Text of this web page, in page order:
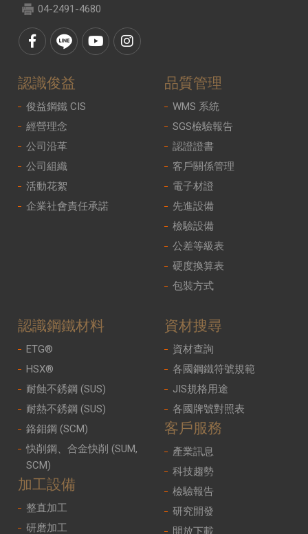
04-2491-4680
認識俊益
俊益鋼鐵 CIS
經營理念
公司沿革
公司組織
活動花絮
企業社會責任承諾
品質管理
WMS 系統
SGS檢驗報告
認證證書
客戶關係管理
電子材證
先進設備
檢驗設備
公差等級表
硬度換算表
包裝方式
認識鋼鐵材料
ETG®
HSX®
耐蝕不銹鋼 (SUS)
耐熱不銹鋼 (SUS)
鉻鉬鋼 (SCM)
快削鋼、合金快削 (SUM,
SCM)
加工設備
整直加工
研磨加工
資材搜尋
資材查詢
各國鋼鐵符號規範
JIS規格用途
各國牌號對照表
客戶服務
產業訊息
科技趨勢
檢驗報告
研究開發
開放下載